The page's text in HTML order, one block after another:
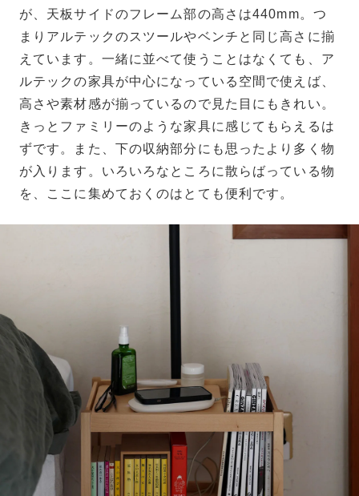
が、天板サイドのフレーム部の高さは440mm。つ
まりアルテックのスツールやベンチと同じ高さに揃
えています。一緒に並べて使うことはなくても、ア
ルテックの家具が中心になっている空間で使えば、
高さや素材感が揃っているので見た目にもきれい。
きっとファミリーのような家具に感じてもらえるは
ずです。また、下の収納部分にも思ったより多く物
が入ります。いろいろなところに散らばっている物
を、ここに集めておくのはとても便利です。